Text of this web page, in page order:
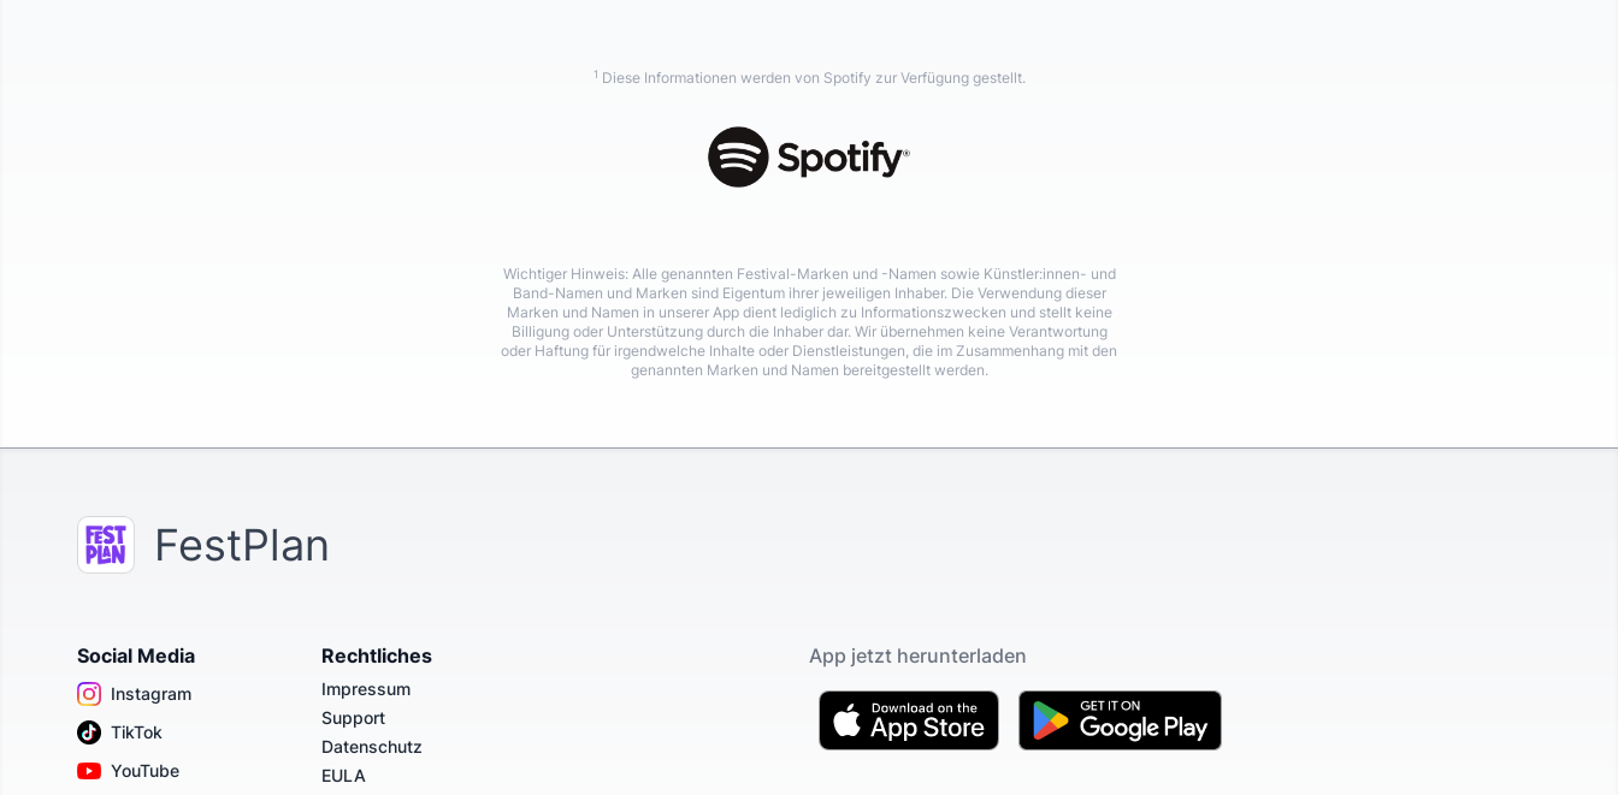
1 Diese Informationen werden von Spotify zur Verfügung gestellt.
Wichtiger Hinweis: Alle genannten Festival-Marken und -Namen sowie Künstler:innen- und
Band-Namen und Marken sind Eigentum ihrer jeweiligen Inhaber. Die Verwendung dieser
Marken und Namen in unserer App dient lediglich zu Informationszwecken und stellt keine
Billigung oder Unterstützung durch die Inhaber dar. Wir übernehmen keine Verantwortung
oder Haftung für irgendwelche Inhalte oder Dienstleistungen, die im Zusammenhang mit den
genannten Marken und Namen bereitgestellt werden.
FestPlan
Social Media
Instagram
TikTok
YouTube
Rechtliches
Impressum
Support
Datenschutz
EULA
App jetzt herunterladen